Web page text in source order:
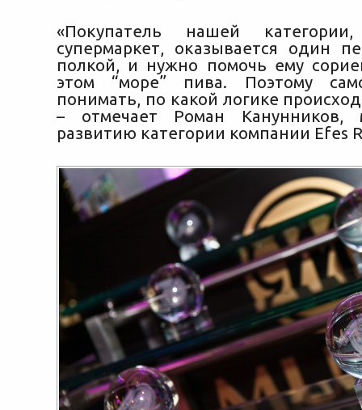
«Покупатель нашей
супермаркет, оказывается один
полкой, и нужно помочь ему
этом “море” пива. Поэтому
понимать, по какой логике
– отмечает Роман Канунников,
развитию категории компании Efes